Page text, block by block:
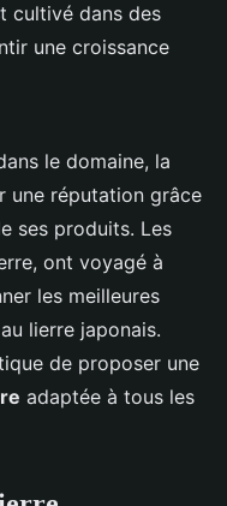
cultivé dans des
une croissance
le domaine, la
une réputation grâce
ses produits. Les
ont voyagé à
les meilleures
lierre japonais.
de proposer une
adaptée à tous les